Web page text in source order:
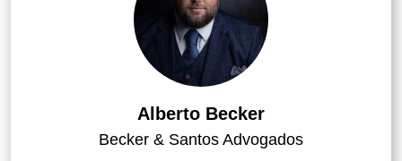
Alberto Becker
Becker & Santos Advogados